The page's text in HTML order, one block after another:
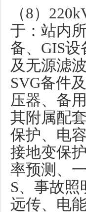
（8）
于：站内
备、 GIS设
及无源滤
SVG备件
压器、备
其附属配套
保护、电
接地变保
率预测、
S、事故照
远传、电